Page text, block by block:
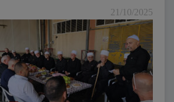
21/10/2025